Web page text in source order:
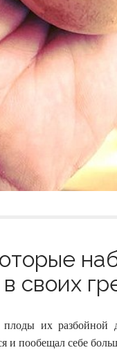
своих
их разбойной
и пообещал себе